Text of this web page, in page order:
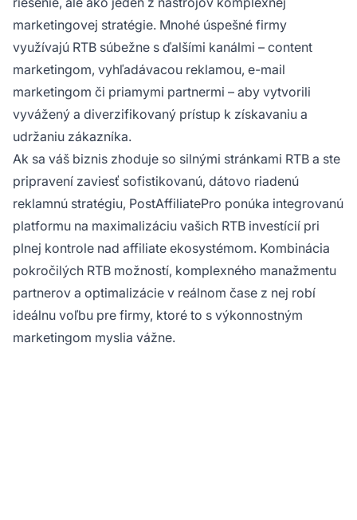
marketingovej stratégie. Mnohé úspešné firmy
využívajú RTB súbežne s ďalšími kanálmi – content
marketingom, vyhľadávacou reklamou, e-mail
marketingom či priamymi partnermi – aby vytvorili
vyvážený a diverzifikovaný prístup k získavaniu a
udržaniu zákazníka.
Ak sa váš biznis zhoduje so silnými stránkami RTB a ste
pripravení zaviesť sofistikovanú, dátovo riadenú
reklamnú stratégiu, PostAffiliatePro ponúka integrovanú
platformu na maximalizáciu vašich RTB investícií pri
plnej kontrole nad affiliate ekosystémom. Kombinácia
pokročilých RTB možností, komplexného manažmentu
partnerov a optimalizácie v reálnom čase z nej robí
ideálnu voľbu pre firmy, ktoré to s výkonnostným
marketingom myslia vážne.